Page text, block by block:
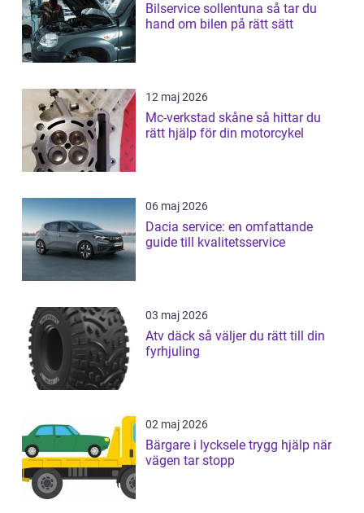
Bilservice sollentuna så tar du
hand om bilen på rätt sätt
12 maj 2026
Mc-verkstad skåne så hittar du
rätt hjälp för din motorcykel
06 maj 2026
Dacia service: en omfattande
guide till kvalitetsservice
03 maj 2026
Atv däck så väljer du rätt till din
fyrhjuling
02 maj 2026
Bärgare i lycksele trygg hjälp när
vägen tar stopp